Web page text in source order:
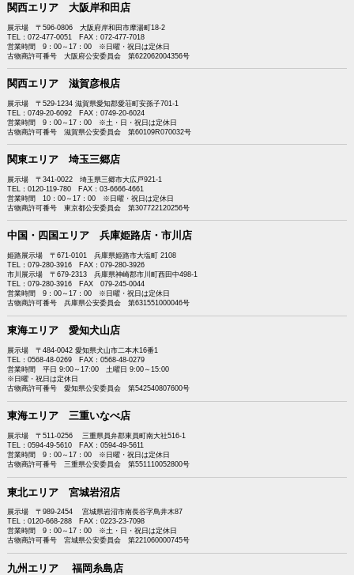
関西エリア 大阪岸和田店
展示場 〒596-0806 大阪府岸和田市摩湯町18-2
TEL：072-477-0051 FAX：072-477-7018
営業時間 9：00～17：00 ※日曜・祝日は定休日
古物商許可番号 大阪府公安委員会 第622062004356号
関西エリア 滋賀彦根店
展示場 〒529-1234 滋賀県愛知郡愛荘町安孫子701-1
TEL：0749-20-6092 FAX：0749-20-6024
営業時間 9：00～17：00 ※土・日・祝日は定休日
古物商許可番号 滋賀県公安委員会 第60109R070032号
関東エリア 埼玉三郷店
展示場 〒341-0022 埼玉県三郷市大広戸921-1
TEL：0120-119-780 FAX：03-6666-4661
営業時間 10：00～17：00 ※日曜・祝日は定休日
古物商許可番号 東京都公安委員会 第307722120256号
中国・四国エリア 兵庫姫路店・市川店
姫路展示場 〒671-0101 兵庫県姫路市大塩町 2108
TEL：079-280-3916 FAX：079-280-3926
市川展示場 〒679-2313 兵庫県神崎郡市川町西田中498-1
TEL：079-280-3916 FAX 079-245-0044
営業時間 9：00～17：00 ※日曜・祝日は定休日
古物商許可番号 兵庫県公安委員会 第631551000046号
東海エリア 愛知犬山店
展示場 〒484-0042 愛知県犬山市二本木16番1
TEL：0568-48-0269 FAX：0568-48-0279
営業時間 平日 9:00～17:00 土曜日 9:00～15:00
※日曜・祝日は定休日
古物商許可番号 愛知県公安委員会 第542540807600号
東海エリア 三重いなべ店
展示場 〒511-0256 三重県員弁郡東員町南大社516-1
TEL：0594-49-5610 FAX：0594-49-5611
営業時間 9：00～17：00 ※日曜・祝日は定休日
古物商許可番号 三重県公安委員会 第551110052800号
東北エリア 宮城岩沼店
展示場 〒989-2454 宮城県岩沼市南長谷字鳥井木87
TEL：0120-668-288 FAX：0223-23-7098
営業時間 9：00～17：00 ※土・日・祝日は定休日
古物商許可番号 宮城県公安委員会 第221060000745号
九州エリア 福岡糸島店